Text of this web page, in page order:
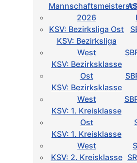
2026
KSV: Bezirksliga Ost
KSV: Bezirksliga
West
KSV: Bezirksklasse
Ost
KSV: Bezirksklasse
West
KSV: 1. Kreisklasse
Ost
KSV: 1. Kreisklasse
West
KSV: 2. Kreisklasse